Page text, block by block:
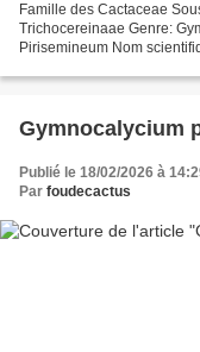
Famille des Cactaceae
Trichocereinaae Genre:
Pirisemineum Nom
Gymnocalycium
Publié le 18/02/2026 à
Par foudecactus